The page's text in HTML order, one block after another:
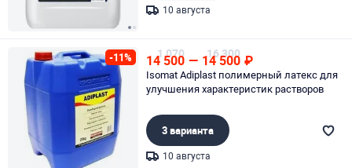
10 августа
-11% 1 070
14 500 — 16 300
14 500 ₽
Isomat Adiplast полимерный латекс для
улучшения характеристик растворов
3 варианта
10 августа